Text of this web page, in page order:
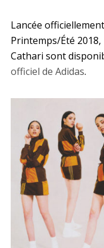
Lancée
Printemps/Été
Cathari sont
officiel de Adidas.